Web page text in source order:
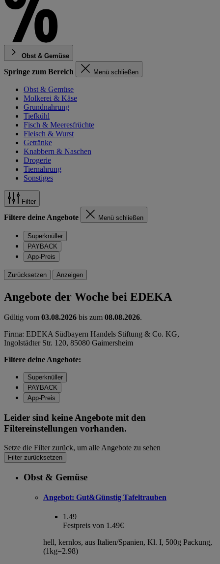
Obst & Gemüse
Springe zum Bereich Menü schließen
Obst & Gemüse
Molkerei & Käse
Grundnahrung
Tiefkühl
Fisch & Meeresfrüchte
Fleisch & Wurst
Getränke
Knabbern & Naschen
Drogerie
Tiernahrung
Sonstiges
Filter
Filtere deine Angebote Menü schließen
Superknüller
PAYBACK
App-Preis
Zurücksetzen Anzeigen
Angebote der Woche bei EDEKA
Gültig vom 03.08.2026 bis zum 08.08.2026.
Firma: EDEKA Südbayern Handels Stiftung & Co. KG,
Ingolstädter Str. 120, 85080 Gaimersheim
Filtere deine Angebote:
Superknüller
PAYBACK
App-Preis
Leider sind keine Angebote mit den
Filtereinstellungen vorhanden.
Setze die Filter zurück, um alle Angebote zu sehen
Filter zurücksetzen
Obst & Gemüse
Angebot: Gut&Günstig Tafeltrauben
1.49
Festpreis von 1.49€
hell, kernlos, aus Italien/Spanien, Kl. I, 500g Packung,
(1kg=2.98)